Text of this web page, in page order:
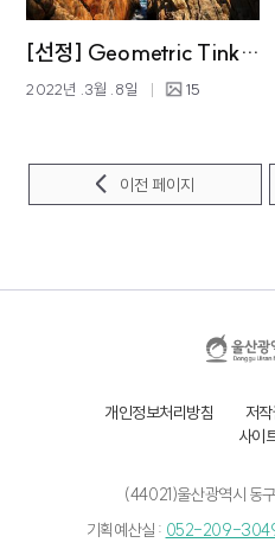
[선정] Geometric Tinking Dong gu#01
2022년 .3월 .8일 15
이전 페이지
개인정보처리방침 저
사이
(44021)울산광역시 동
기획예산실 : 052-209-